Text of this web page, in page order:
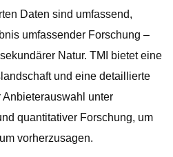
Daten sind umfassend,
umfassender Forschung –
Natur. TMI bietet eine
und eine detaillierte
Anbieterauswahl unter
quantitativer Forschung, um
vorherzusagen.